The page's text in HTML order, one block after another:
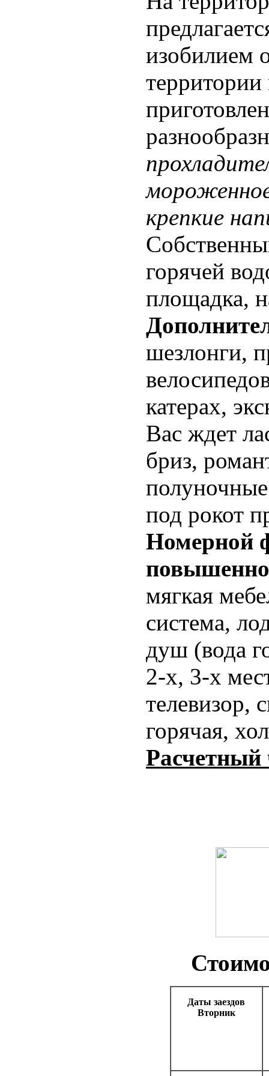
изобилием
территории
крепкие
горячей
площадка,
шезлонги,
катерах,
Вас ждет
бриз,
под рокот
Номерной
мягкая
система,
душ (вода
2-х, 3-х
телевизор,
горячая,
Расчетный
Даты заездов
Вторник